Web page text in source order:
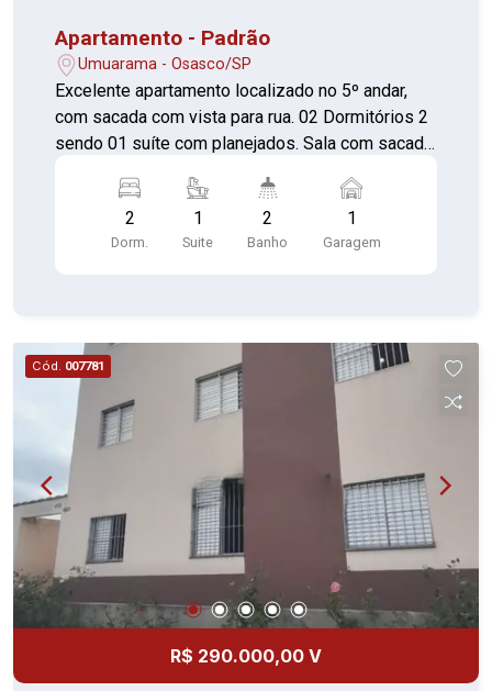
Apartamento - Padrão
Umuarama - Osasco/SP
Excelente apartamento localizado no 5º andar,
com sacada com vista para rua. 02 Dormitórios 2
sendo 01 suíte com planejados. Sala com sacada
Banheiro com box de vidro Área de serviço 01
Vaga de garagem Próximo ao Bradesco - Cidade
de Deus, Av. Prefeito Hirant Sanazar, Av. Padre
Flores e Taboão da Serra - Jardim Mont Alegre
2
Dorm.
1
Suite
2
Banho
1
Garagem
Cód. 007781
R$ 290.000,00 V